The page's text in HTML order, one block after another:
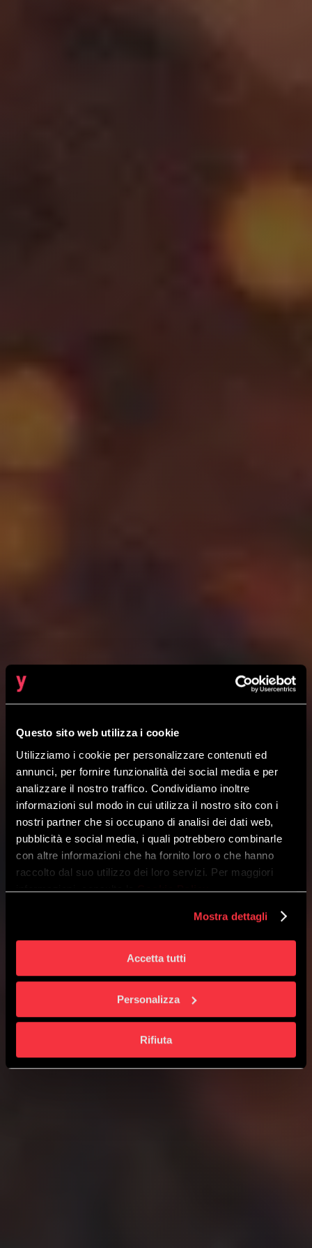
Questo sito web utilizza i cookie
Utilizziamo i cookie per personalizzare contenuti ed
annunci, per fornire funzionalità dei social media e per
analizzare il nostro traffico. Condividiamo inoltre
informazioni sul modo in cui utilizza il nostro sito con i
nostri partner che si occupano di analisi dei dati web,
pubblicità e social media, i quali potrebbero combinarle
con altre informazioni che ha fornito loro o che hanno
raccolto dal suo utilizzo dei loro servizi. Per maggiori
informazioni, consulta laCookie Policy.
Mostra dettagli
Accetta tutti
Personalizza
Rifiuta
INNOVAZIONE, EFFICIENZA E SICUREZZA
IN OUTSOURCING
Cloud Native toolkit
Servizi gestiti Cloud Native ad alta
affidabilità e supportati H24 dal nostro
platform team a servizio dell’app
modernization della tua azienda.